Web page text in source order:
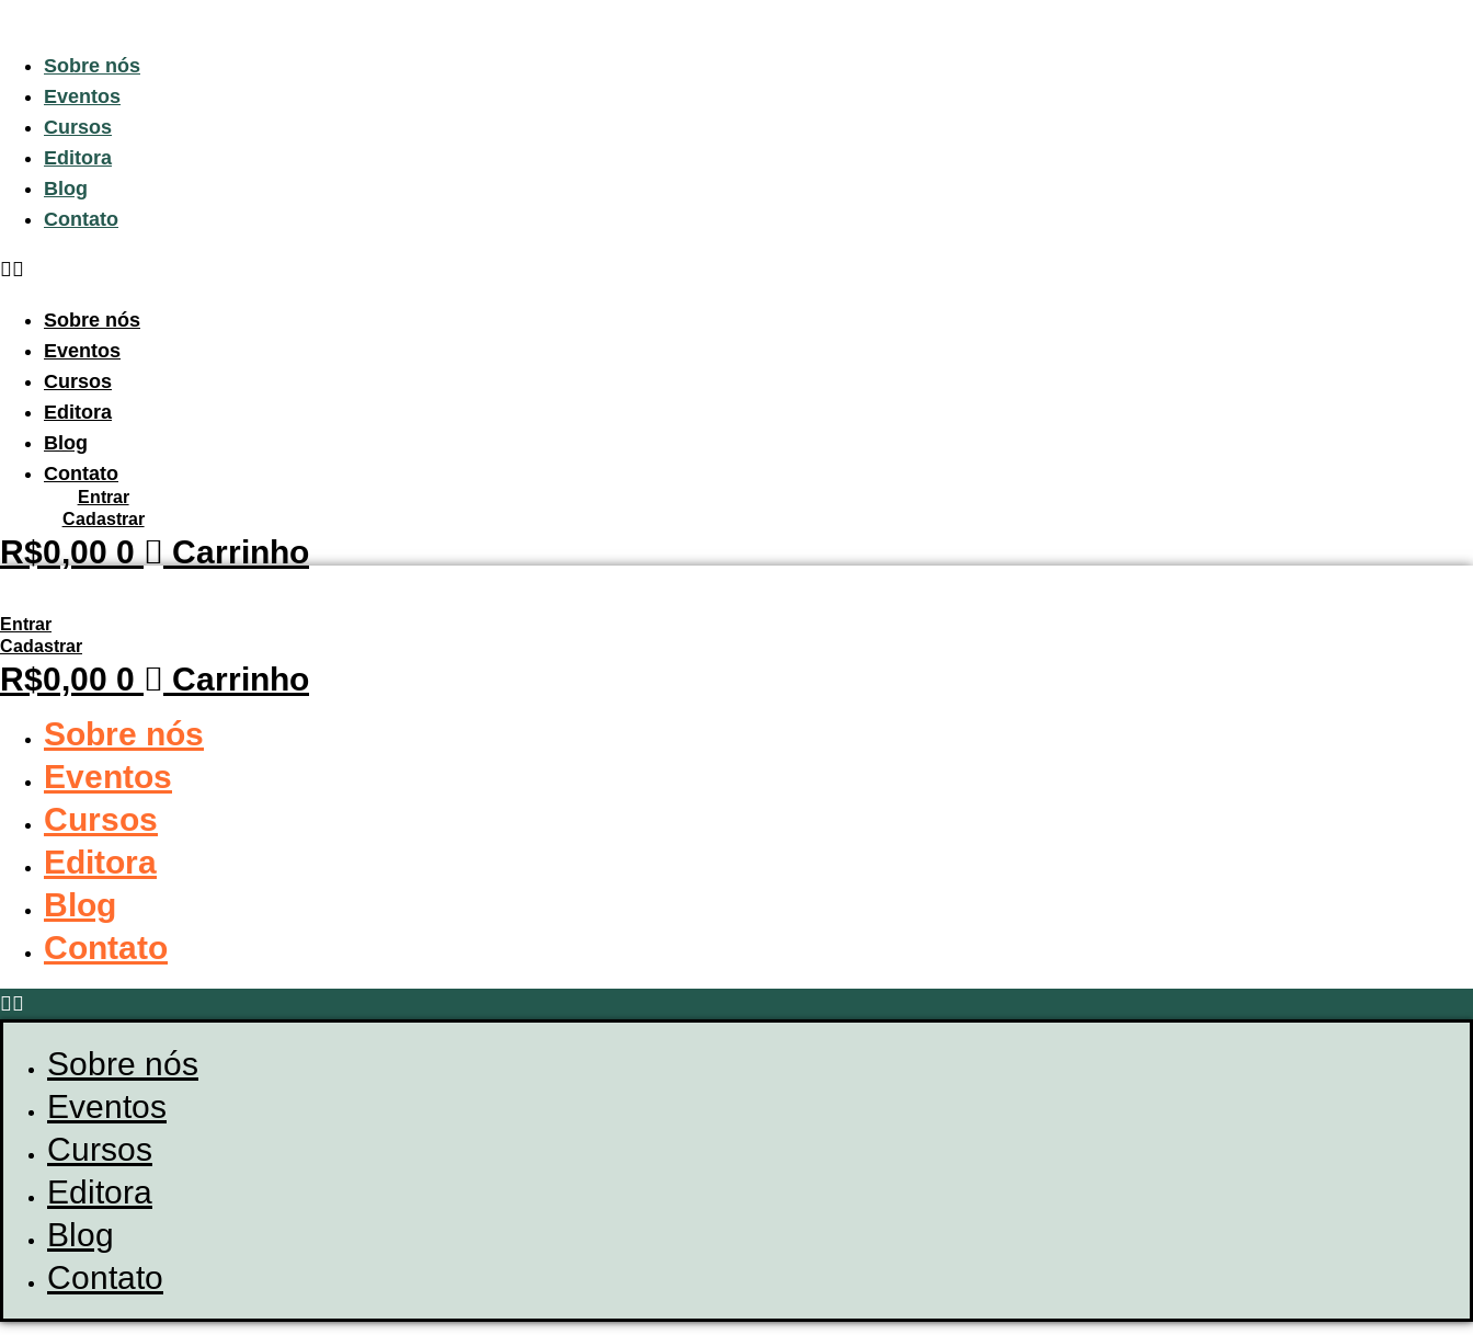
Sobre nós
Eventos
Cursos
Editora
Blog
Contato
Sobre nós
Eventos
Cursos
Editora
Blog
Contato
Entrar
Cadastrar
R$0,00 0 Carrinho
Entrar
Cadastrar
R$0,00 0
Carrinho
Sobre nós
Eventos
Cursos
Editora
Blog
Contato
Sobre nós
Eventos
Cursos
Editora
Blog
Contato